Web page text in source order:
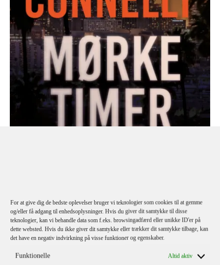
For at give dig de bedste oplevelser bruger vi teknologier som cookies til at gemme
og/eller få adgang til enhedsoplysninger. Hvis du giver dit samtykke til disse
teknologier, kan vi behandle data som f.eks. browsingadfærd eller unikke ID'er på
dette websted. Hvis du ikke giver dit samtykke eller trækker dit samtykke tilbage, kan
det have en negativ indvirkning på visse funktioner og egenskaber.
Funktionelle Altid aktiv